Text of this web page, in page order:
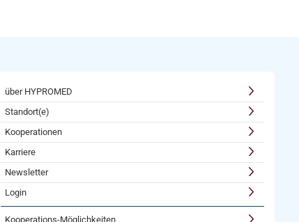
über HYPROMED
Standort(e)
Kooperationen
Karriere
Newsletter
Login
Kooperations-Möglichkeiten